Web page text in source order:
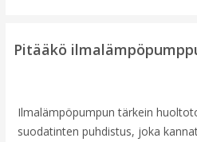
Pitääkö
Ilmalämpöpumpun tärkein
suodatinten puhdistus, joka